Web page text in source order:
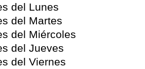
del Lunes
del Martes
del Miércoles
del Jueves
del Viernes